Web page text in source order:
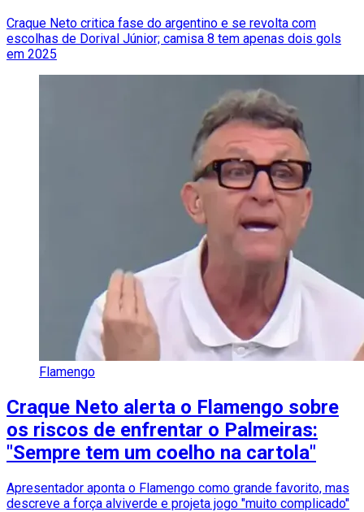
Craque Neto critica fase do argentino e se revolta com
escolhas de Dorival Júnior; camisa 8 tem apenas dois gols
em 2025
Flamengo
Craque Neto alerta o Flamengo sobre
os riscos de enfrentar o Palmeiras:
"Sempre tem um coelho na cartola"
Apresentador aponta o Flamengo como grande favorito, mas
descreve a força alviverde e projeta jogo "muito complicado"